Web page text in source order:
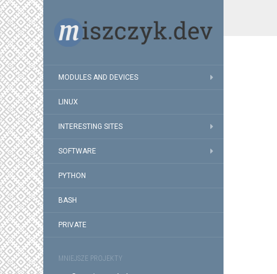
MODULES AND DEVICES
LINUX
INTERESTING SITES
SOFTWARE
PYTHON
BASH
PRIVATE
MNIEJSZE PROJEKTY